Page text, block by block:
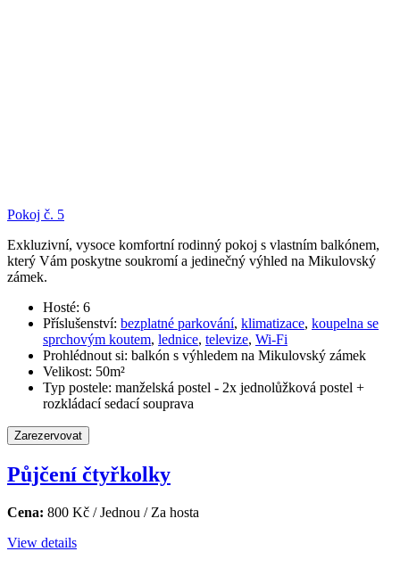
Pokoj č. 5
Exkluzivní, vysoce komfortní rodinný pokoj s vlastním balkónem,
který Vám poskytne soukromí a jedinečný výhled na Mikulovský
zámek.
Hosté: 6
Příslušenství: bezplatné parkování, klimatizace, koupelna se
sprchovým koutem, lednice, televize, Wi-Fi
Prohlédnout si: balkón s výhledem na Mikulovský zámek
Velikost: 50m²
Typ postele: manželská postel - 2x jednolůžková postel +
rozkládací sedací souprava
Zarezervovat
Půjčení čtyřkolky
Cena: 800 Kč / Jednou / Za hosta
View details